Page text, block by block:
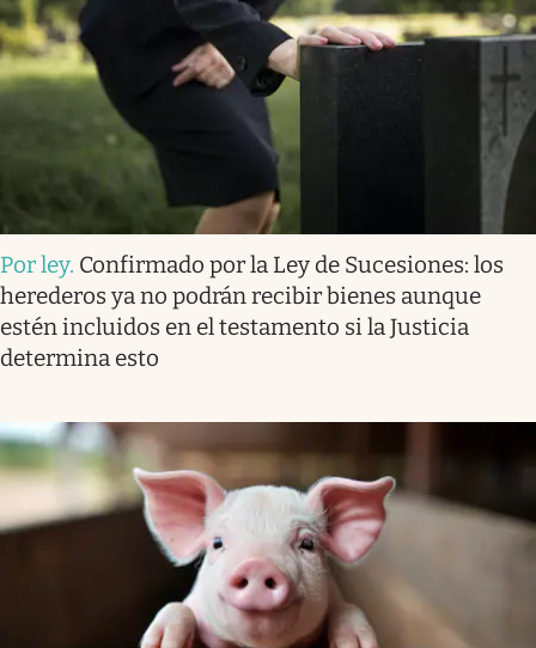
Por ley. Confirmado por la Ley de Sucesiones: los
herederos ya no podrán recibir bienes aunque
estén incluidos en el testamento si la Justicia
determina esto